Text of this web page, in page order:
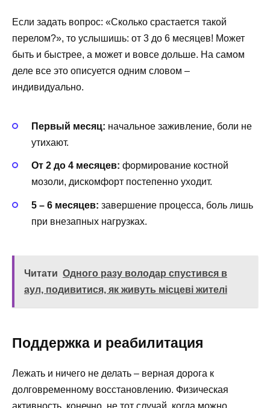
Если задать вопрос: «Сколько срастается такой
перелом?», то услышишь: от 3 до 6 месяцев! Может
быть и быстрее, а может и вовсе дольше. На самом
деле все это описуется одним словом –
индивидуально.
Первый месяц: начальное заживление, боли не
утихают.
От 2 до 4 месяцев: формирование костной
мозоли, дискомфорт постепенно уходит.
5 – 6 месяцев: завершение процесса, боль лишь
при внезапных нагрузках.
Читати Одного разу володар спустився в
аул, подивитися, як живуть місцеві жителі
Поддержка и реабилитация
Лежать и ничего не делать – верная дорога к
долговременному восстановлению. Физическая
активность, конечно, не тот случай, когда можно